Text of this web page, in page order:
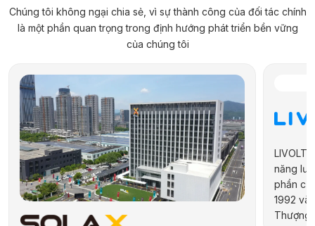
Chúng tôi không ngại chia sẻ, vì sự thành công của đối tác chính
là một phần quan trọng trong định hướng phát triển bền vững
của chúng tôi
năng
phần
1992 và
Thượng